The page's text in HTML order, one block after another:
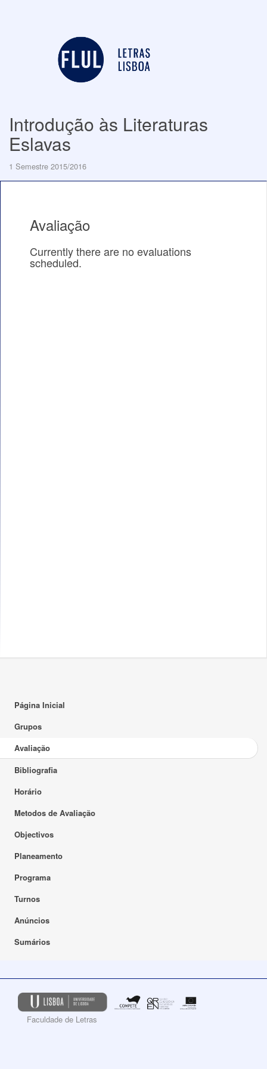
Introdução às Literaturas
Eslavas
1 Semestre 2015/2016
Avaliação
Currently there are no evaluations
scheduled.
Página Inicial
Grupos
Avaliação
Bibliografia
Horário
Metodos de Avaliação
Objectivos
Planeamento
Programa
Turnos
Anúncios
Sumários
Faculdade de Letras